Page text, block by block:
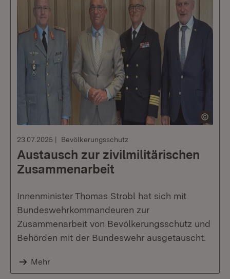
23.07.2025 Bevölkerungsschutz
Austausch zur zivilmilitärischen
Zusammenarbeit
Innenminister Thomas Strobl hat sich mit
Bundeswehrkommandeuren zur
Zusammenarbeit von Bevölkerungsschutz und
Behörden mit der Bundeswehr ausgetauscht.
Mehr